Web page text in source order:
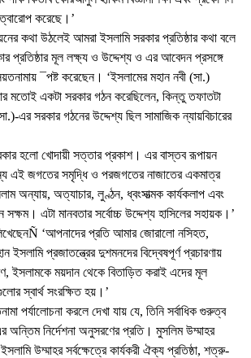
করেছে।’
কথা উঠলেই আমরা ইসলামি সরকার প্রতিষ্ঠার কথা বলে
প্রতিষ্ঠার মূল লক্ষ্য ও উদ্দেশ্য ও এর আবেদন প্রসঙ্গে
¯পষ্ট করেছেন। ‘ইসলামের মহান নবী (সা.)
মতোই একটা সরকার গঠন করেছিলেন, কিন্তু তফাতটা
এর সরকার গঠনের উদ্দেশ্য ছিল সামাজিক ন্যায়বিচারের
হলো খোদায়ী সত্তার প্রকাশ। এর বাস্তব রূপায়ন
এই জগতের সমৃদ্ধি ও পরজগতের নাজাতের একমাত্র
অন্যায়, অত্যাচার, লুণ্ঠন, ধ্বংসাত্মক কার্যকলাপ এবং
সক্ষম। এটা মানবতার সর্বোচ্চ উদ্দেশ্য হাসিলের সহায়ক।’
‘আপনাদের প্রতি আমার জোরালো নসিহত,
ইসলামি প্রজাতন্ত্রের দুশমনদের বিদ্বেষপূর্ণ প্রচারণায়
ইসলামকে ময়দান থেকে বিতাড়িত করাই এদের মূল
স্বার্থ সংরক্ষিত হয়।’
পর্যালোচনা করলে দেখা যায় যে, তিনি সর্বাধিক গুরুত্ব
অন্তিম নির্দেশনা অনুসরণের প্রতি। মুসলিম উম্মাহর
উম্মাহর সর্বক্ষেত্রে কার্যকরী ঐক্য প্রতিষ্ঠা, শত্রু-